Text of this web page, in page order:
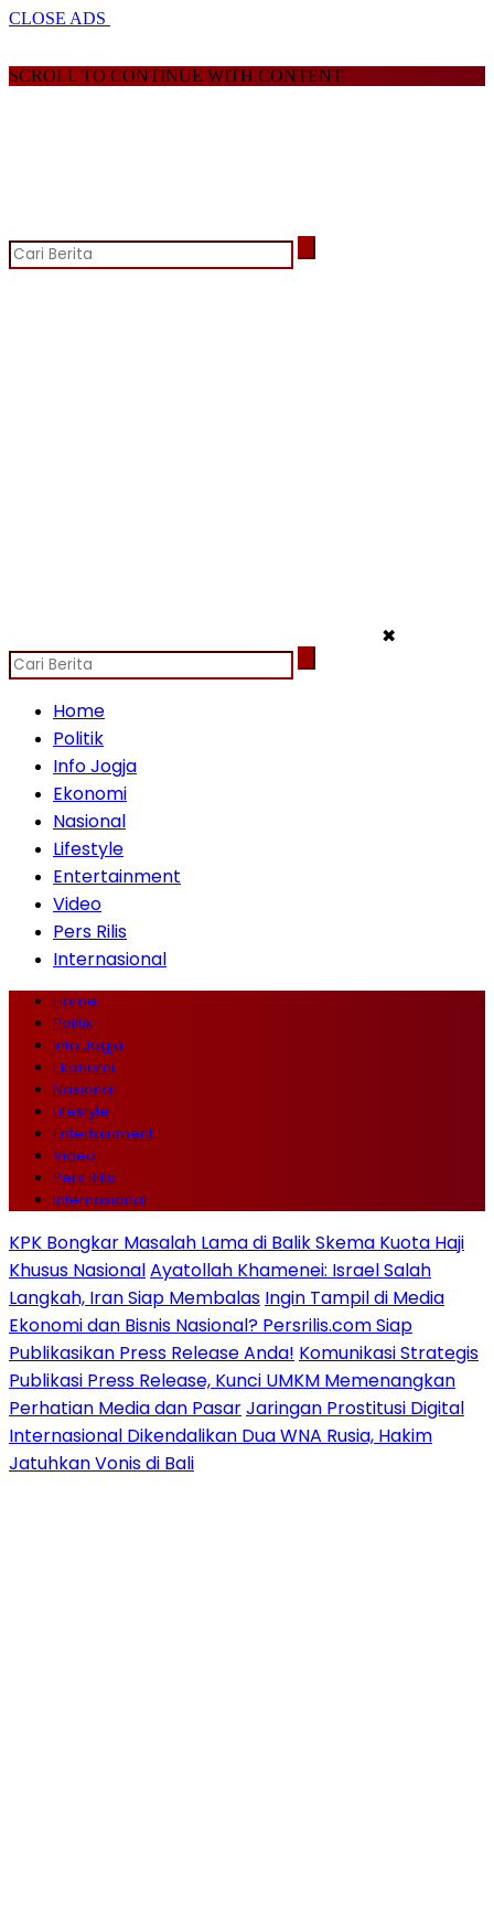
CLOSE ADS
SCROLL TO CONTINUE WITH CONTENT
✖
Home
Politik
Info Jogja
Ekonomi
Nasional
Lifestyle
Entertainment
Video
Pers Rilis
Internasional
Home
Politik
Info Jogja
Ekonomi
Nasional
Lifestyle
Entertainment
Video
Pers Rilis
Internasional
KPK Bongkar Masalah Lama di Balik Skema Kuota Haji
Khusus NasionalAyatollah Khamenei: Israel Salah
Langkah, Iran Siap Membalas Ingin Tampil di Media
Ekonomi dan Bisnis Nasional? Persrilis.com Siap
Publikasikan Press Release Anda! Komunikasi Strategis
Publikasi Press Release, Kunci UMKM Memenangkan
Perhatian Media dan PasarJaringan Prostitusi Digital
Internasional Dikendalikan Dua WNA Rusia, Hakim
Jatuhkan Vonis di Bali